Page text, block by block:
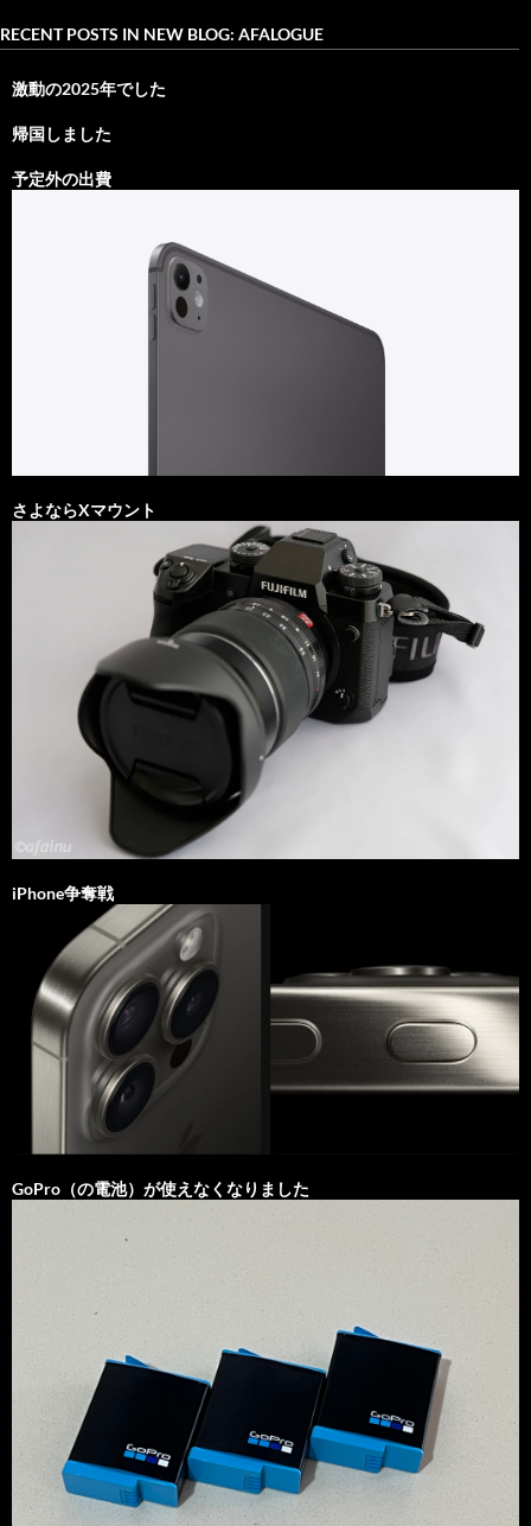
RECENT POSTS IN NEW BLOG: AFALOGUE
激動の2025年でした
帰国しました
予定外の出費
さよならXマウント
iPhone争奪戦
GoPro（の電池）が使えなくなりました